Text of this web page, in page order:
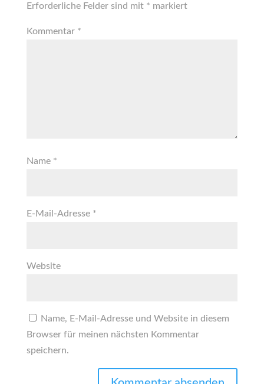
Erforderliche Felder sind mit * markiert
Kommentar *
Name *
E-Mail-Adresse *
Website
Name, E-Mail-Adresse und Website in diesem
Browser für meinen nächsten Kommentar
speichern.